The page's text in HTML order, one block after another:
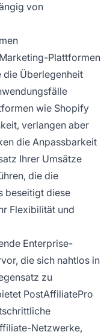
von
Plattformen
die Überlegenheit
wie Shopify
verlangen aber
die Anpassbarkeit
Ihrer Umsätze
die die
beseitigt diese
Flexibilität und
Enterprise-
die sich nahtlos in
zu
PostAffiliatePro
Netzwerke,